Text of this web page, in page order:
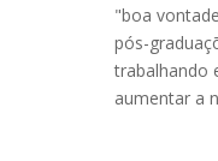
"boa
pós-
trabalhando
aumentar a